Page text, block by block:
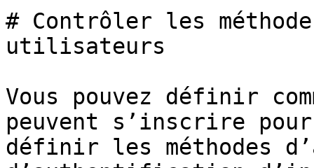
# Contrôler les
utilisateurs
Vous pouvez définir
peuvent s’inscrire
définir les méthodes